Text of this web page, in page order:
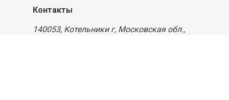
Контакты
140053, Котельники г, Московская обл.,